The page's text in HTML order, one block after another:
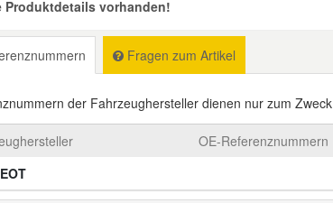
Produktdetails vorhanden!
Fragen zum Artikel
der Fahrzeughersteller dienen nur zum
OE-Referenznummern